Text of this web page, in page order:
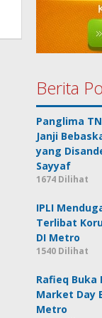
Berita
Panglima
Janji
yang
Sayyaf
1674 Dilihat
IPLI
Terlibat
DI Metro
1540 Dilihat
Rafieq Buka
Market Day
Metro